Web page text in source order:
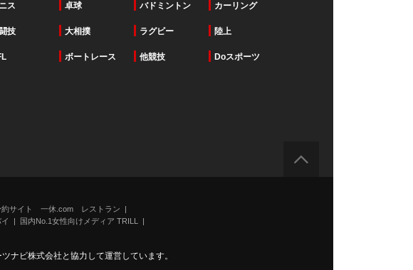
ス 卓球 バドミントン カーリング
技 大相撲 ラグビー 陸上
ボートレース 他競技 Doスポーツ
約サイト 一休.com レストラン
国内No.1女性向けメディア TRILL
ナビ株式会社と協力して運営しています。